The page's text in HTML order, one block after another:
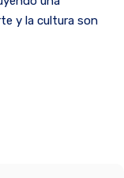
y la cultura son